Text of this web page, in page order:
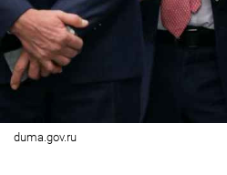
duma.gov.ru